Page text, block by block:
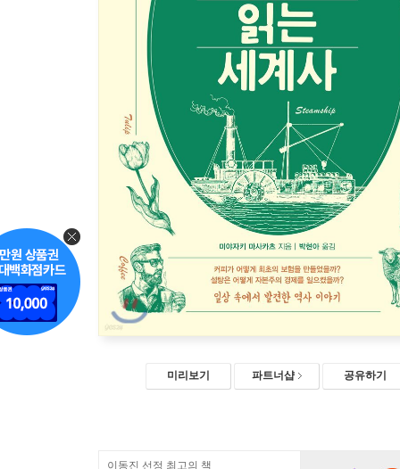
미리보기 파트너샵 공유하기
이동진 선정 최고의 책